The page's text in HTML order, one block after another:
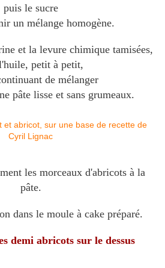
puis le sucre
un mélange homogène.
et la levure chimique tamisées,
petit à petit,
de mélanger
pâte lisse et sans grumeaux.
les morceaux d'abricots à la
pâte.
dans le moule à cake préparé.
demi abricots sur le dessus